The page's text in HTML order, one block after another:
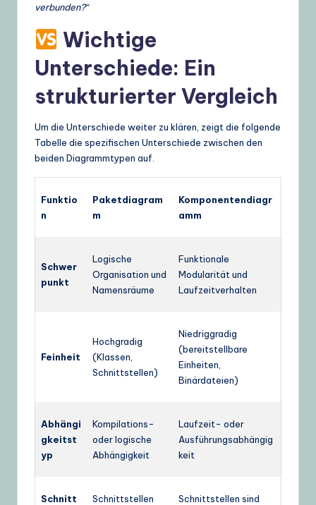
verbunden?“
Wichtige
Unterschiede: Ein
strukturierter Vergleich
Um die Unterschiede weiter zu klären, zeigt die folgende
Tabelle die spezifischen Unterschiede zwischen den
beiden Diagrammtypen auf.
Funktio
n
Paketdiagram
m
Komponentendiagr
amm
Schwer
punkt
Logische
Organisation und
Namensräume
Funktionale
Modularität und
Laufzeitverhalten
Feinheit
Hochgradig
(Klassen,
Schnittstellen)
Niedriggradig
(bereitstellbare
Einheiten,
Binärdateien)
Abhängi
gkeitst
yp
Kompilations-
oder logische
Abhängigkeit
Laufzeit- oder
Ausführungsabhängig
keit
Schnitt
Schnittstellen
Schnittstellen sind